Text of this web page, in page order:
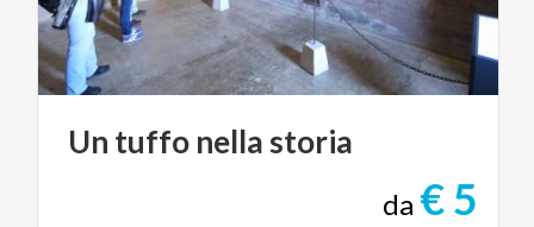
Un tuffo nella storia
da € 5